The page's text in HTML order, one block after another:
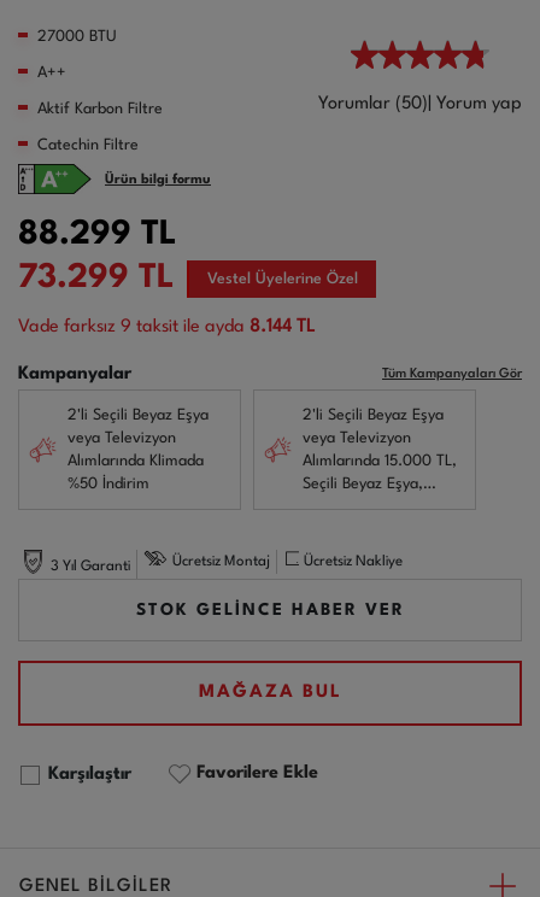
27000 BTU
A++
Aktif Karbon Filtre
Catechin Filtre
Yorumlar (50) Yorum yap
Ürün bilgi formu
88.299 TL
73.299 TL Vestel Üyelerine Özel
Vade farksız 9 taksit ile ayda 8.144 TL
Kampanyalar Tüm Kampanyaları Gör
2'li Seçili Beyaz Eşya
veya Televizyon
Alımlarında Klimada
%50 İndirim
2'li Seçili Beyaz Eşya
veya Televizyon
Alımlarında 15.000 TL,
Seçili Beyaz Eşya,
Kurutma Makinesi veya
3 Yıl Garanti Ücretsiz Montaj Ücretsiz Nakliye
STOK GELİNCE HABER VER
MAĞAZA BUL
Karşılaştır Favorilere Ekle
GENEL BİLGİLER